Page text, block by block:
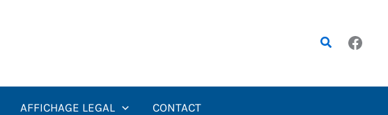
Rechercher
AFFICHAGE LEGAL CONTACT